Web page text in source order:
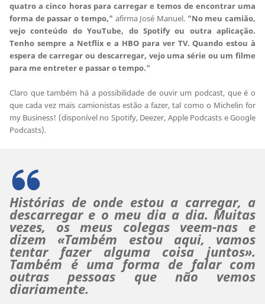
quatro a cinco horas para carregar e temos de encontrar uma
forma de passar o tempo," afirma José Manuel. "No meu camião,
vejo conteúdo do YouTube, do Spotify ou outra aplicação.
Tenho sempre a Netflix e a HBO para ver TV. Quando estou à
espera de carregar ou descarregar, vejo uma série ou um filme
para me entreter e passar o tempo."
Claro que também há a possibilidade de ouvir um podcast, que é o
que cada vez mais camionistas estão a fazer, tal como o Michelin for
my Business! (disponível no Spotify, Deezer, Apple Podcasts e Google
Podcasts).
Histórias de onde estou a carregar, a
descarregar e o meu dia a dia. Muitas
vezes, os meus colegas veem-nas e
dizem «Também estou aqui, vamos
tentar fazer alguma coisa juntos».
Também é uma forma de falar com
outras pessoas que não vemos
diariamente.